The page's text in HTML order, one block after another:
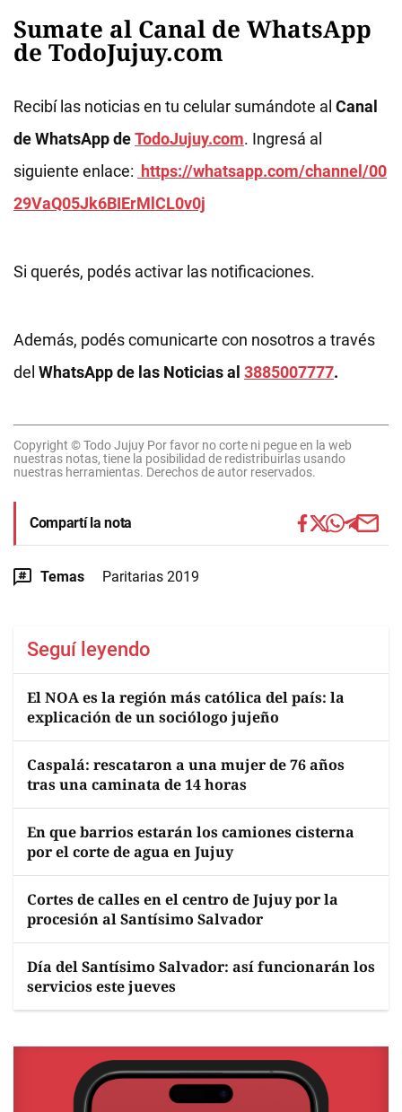
Sumate al Canal de WhatsApp
de TodoJujuy.com
Recibí las noticias en tu celular sumándote al Canal
de WhatsApp deTodoJujuy.com. Ingresá al
siguiente enlace: https://whatsapp.com/channel/00
29VaQ05Jk6BIErMlCL0v0j
Si querés, podés activar las notificaciones.
Además, podés comunicarte con nosotros a través
del WhatsApp de las Noticias al 3885007777.
Copyright © Todo Jujuy Por favor no corte ni pegue en la web
nuestras notas, tiene la posibilidad de redistribuirlas usando
nuestras herramientas. Derechos de autor reservados.
Compartí la nota
Temas Paritarias 2019
Seguí leyendo
El NOA es la región más católica del país: la
explicación de un sociólogo jujeño
Caspalá: rescataron a una mujer de 76 años
tras una caminata de 14 horas
En que barrios estarán los camiones cisterna
por el corte de agua en Jujuy
Cortes de calles en el centro de Jujuy por la
procesión al Santísimo Salvador
Día del Santísimo Salvador: así funcionarán los
servicios este jueves